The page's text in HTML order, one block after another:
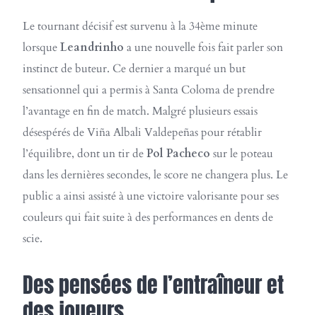
Le tournant décisif est survenu à la 34ème minute
lorsqueLeandrinho a une nouvelle fois fait parler son
instinct de buteur. Ce dernier a marqué un but
sensationnel qui a permis à Santa Coloma de prendre
l’avantage en fin de match. Malgré plusieurs essais
désespérés de Viña Albali Valdepeñas pour rétablir
l’équilibre, dont un tir dePol Pacheco sur le poteau
dans les dernières secondes, le score ne changera plus. Le
public a ainsi assisté à une victoire valorisante pour ses
couleurs qui fait suite à des performances en dents de
scie.
Des pensées de l’entraîneur et